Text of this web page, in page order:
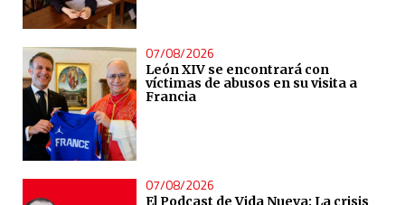
07/08/2026
León XIV se encontrará con
víctimas de abusos en su visita a
Francia
07/08/2026